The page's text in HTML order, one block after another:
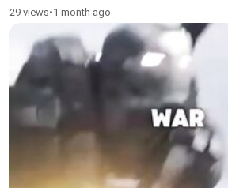
29 views•1 month ago